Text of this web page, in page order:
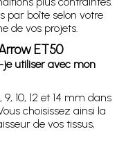
par boîte selon votre
de vos projets.
ET50
je utiliser avec mon
10, 12 et 14 mm dans
choisissez ainsi la
de vos tissus,